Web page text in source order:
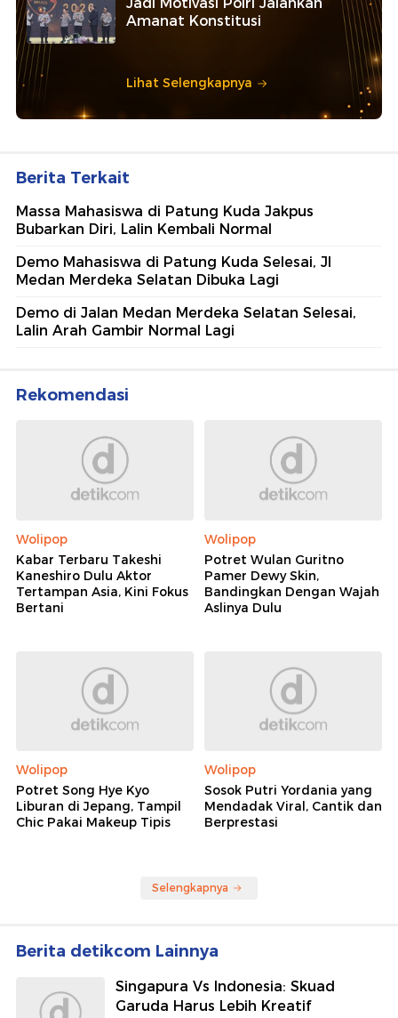
Amanat Konstitusi
Lihat Selengkapnya
Berita Terkait
Massa Mahasiswa di Patung Kuda Jakpus
Bubarkan Diri, Lalin Kembali Normal
Demo Mahasiswa di Patung Kuda Selesai, Jl
Medan Merdeka Selatan Dibuka Lagi
Demo di Jalan Medan Merdeka Selatan Selesai,
Lalin Arah Gambir Normal Lagi
Rekomendasi
Wolipop
Kabar Terbaru Takeshi
Kaneshiro Dulu Aktor
Tertampan Asia, Kini Fokus
Bertani
Wolipop
Potret Wulan Guritno
Pamer Dewy Skin,
Bandingkan Dengan Wajah
Aslinya Dulu
Wolipop
Potret Song Hye Kyo
Liburan di Jepang, Tampil
Chic Pakai Makeup Tipis
Wolipop
Sosok Putri Yordania yang
Mendadak Viral, Cantik dan
Berprestasi
Selengkapnya
Berita detikcom Lainnya
Singapura Vs Indonesia: Skuad
Garuda Harus Lebih Kreatif